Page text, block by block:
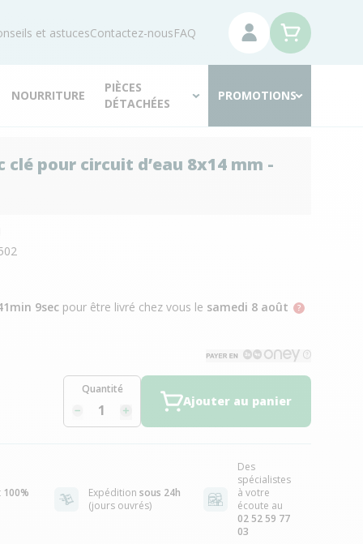
et astucesContactez-nousFAQ
NOURRITURE
PIÈCES
DÉTACHÉES
PROMOTIONS
clé pour circuit d’eau 8x14 mm -
7secpour être livré chez vous le samedi 8 août
Quantité
Ajouter au panier
100%
Expédition sous 24h
(jours ouvrés)
Des
spécialistes
à votre
écoute au
02 52 59 77
03